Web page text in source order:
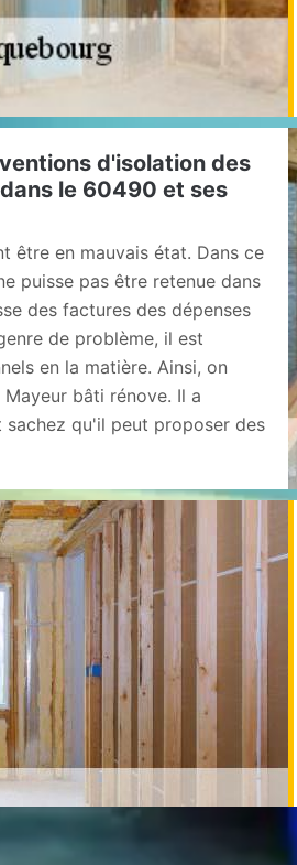
d'isolation des
le 60490 et ses
être en mauvais état. Dans ce
puisse pas être retenue dans
des factures des dépenses
de problème, il est
en la matière. Ainsi, on
bâti rénove. Il a
qu'il peut proposer des